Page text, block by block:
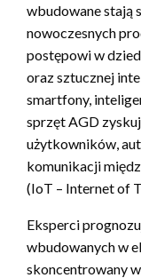
wbudowane stają
nowoczesnych
postępowi w
oraz sztucznej
smartfony,
sprzęt AGD
użytkowników,
komunikacji
(IoT – Internet of
Eksperci
wbudowanych w
skoncentrowany